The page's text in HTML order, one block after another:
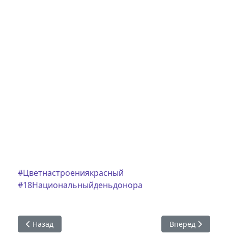
#Цветнастроениякрасный
#18Национальныйденьдонора
Предыдущий: #ХГИК : соревнования по волейболу
Назад Следующий:
Вперед